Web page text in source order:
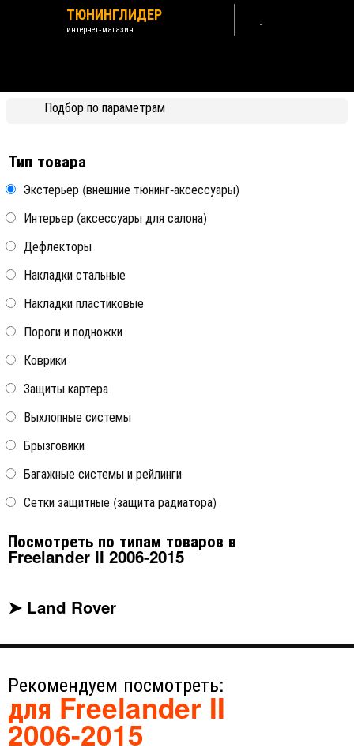
ТЮНИНГЛИДЕР
интернет-магазин
2015Назад /
Подбор по параметрам
Тип товара
Экстерьер (внешние тюнинг-аксессуары)
Интерьер (аксессуары для салона)
Дефлекторы
Накладки стальные
Накладки пластиковые
Пороги и подножки
Коврики
Защиты картера
Выхлопные системы
Брызговики
Багажные системы и рейлинги
Сетки защитные (защита радиатора)
Посмотреть по типам товаров в
Freelander II 2006-2015
➤ Land Rover
Антискол покрытия на углу
стеклом автомобиля Strelka
все модели
Антискол угла крыльев
Водосток (дефлектор)
лобового стекла Strelka
Рекомендуем посмотреть:
для Freelander II
2006-2015